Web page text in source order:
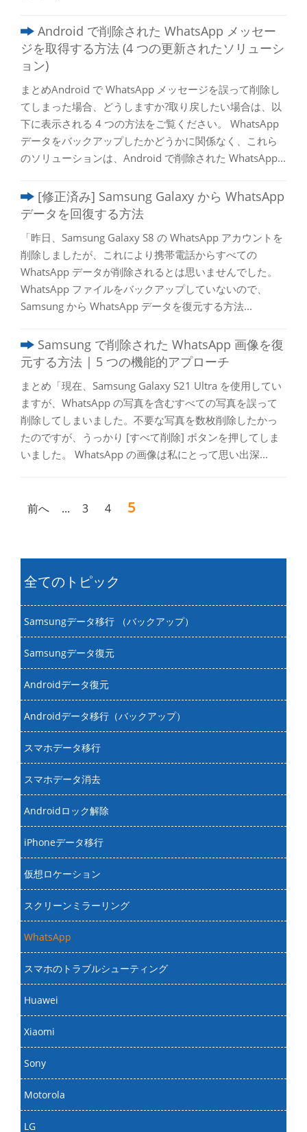
全てのトピック
Samsungデータ移行 （バックアップ）
Samsungデータ復元
Androidデータ復元
Androidデータ移行（バックアップ）
スマホデータ移行
スマホデータ消去
Androidロック解除
iPhoneデータ移行
仮想ロケーション
スクリーンミラーリング
WhatsApp
スマホのトラブルシューティング
Huawei
Xiaomi
Sony
Motorola
LG
Android で削除された WhatsApp メッセー
ジを取得する方法 (4 つの更新されたソリューシ
ョン)
まとめAndroid で WhatsApp メッセージを誤って削除し
てしまった場合、どうしますか?取り戻したい場合は、以
下に表示される 4 つの方法をご覧ください。 WhatsApp
データをバックアップしたかどうかに関係なく、これら
のソリューションは、Android で削除された WhatsApp...
[修正済み] Samsung Galaxy から WhatsApp
データを回復する方法
「昨日、Samsung Galaxy S8 の WhatsApp アカウントを
削除しましたが、これにより携帯電話からすべての
WhatsApp データが削除されるとは思いませんでした。
WhatsApp ファイルをバックアップしていないので、
Samsung から WhatsApp データを復元する方法...
Samsung で削除された WhatsApp 画像を復
元する方法 | 5 つの機能的アプローチ
まとめ「現在、Samsung Galaxy S21 Ultra を使用してい
ますが、Wh​​atsApp の写真を含むすべての写真を誤って
削除してしまいました。不要な写真を数枚削除したかっ
たのですが、うっかり [すべて削除] ボタンを押してしま
いました。 WhatsApp の画像は私にとって思い出深...
前へ ... 3 4 5